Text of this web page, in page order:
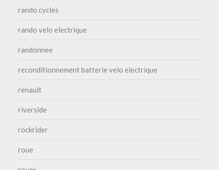
rando cycles
rando velo electrique
randonnee
reconditionnement batterie velo electrique
renault
riverside
rockrider
roue